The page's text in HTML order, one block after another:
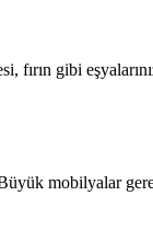
fırın gibi
Büyük mobilyalar